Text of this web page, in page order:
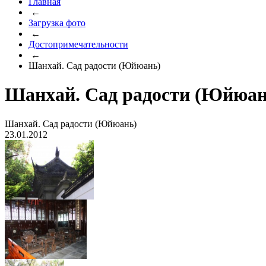
←
Загрузка фото
←
Достопримечательности
←
Шанхай. Сад радости (Юйюань)
Шанхай. Сад радости
Шанхай. Сад радости (Юйюань)
23.01.2012